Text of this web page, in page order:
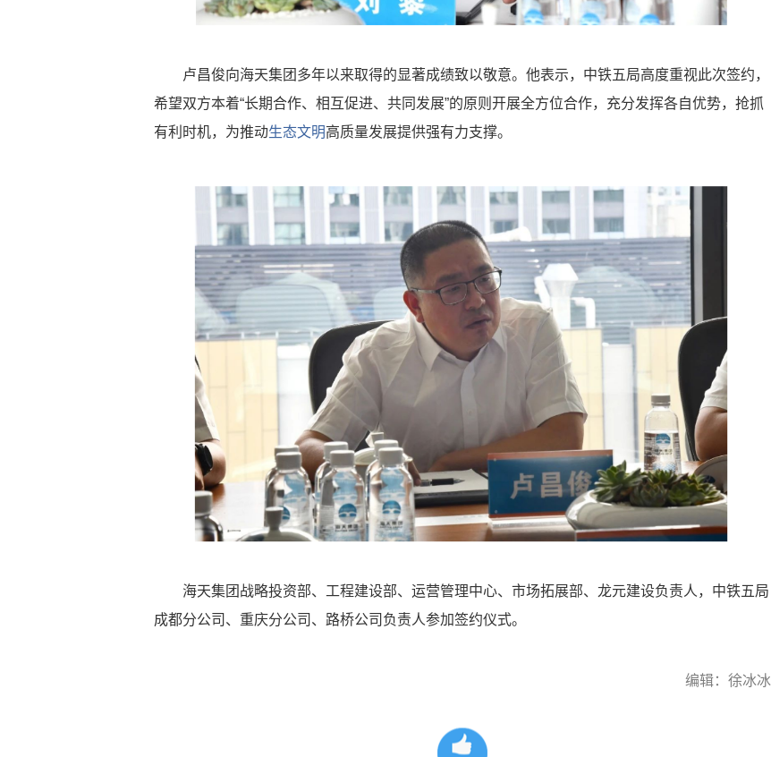
卢昌俊向海天集团多年以来取得的显著成绩致以敬意。他表示，中铁五局高度重视此次签约，
希望双方本着“长期合作、相互促进、共同发展”的原则开展全方位合作，充分发挥各自优势，抢抓
有利时机，为推动生态文明高质量发展提供强有力支撑。
海天集团战略投资部、工程建设部、运营管理中心、市场拓展部、龙元建设负责人，中铁五局
成都分公司、重庆分公司、路桥公司负责人参加签约仪式。
编辑：徐冰冰